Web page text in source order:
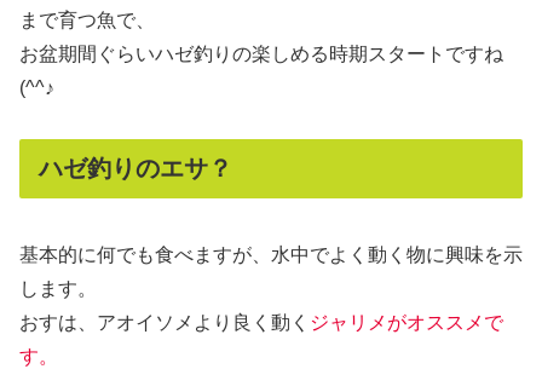
まで育つ魚で、
お盆期間ぐらいハゼ釣りの楽しめる時期スタートですね
(^^♪
ハゼ釣りのエサ？
基本的に何でも食べますが、水中でよく動く物に興味を示
します。
おすは、アオイソメより良く動く ジャリメがオススメで
す。